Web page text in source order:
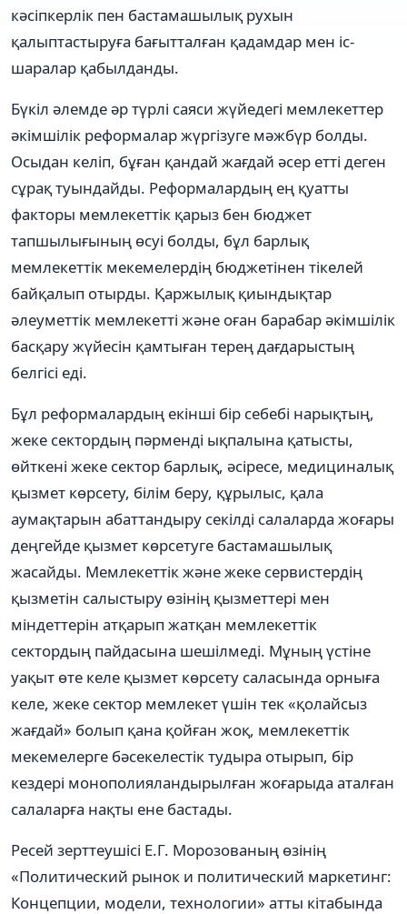
кəсіпкерлік пен бастамашылық рухын
қалыптастыруға бағытталған қадамдар мен іс-
шаралар қабылданды.
Бүкіл əлемде əр түрлі саяси жүйедегі мемлекеттер
əкімшілік реформалар жүргізуге мəжбүр болды.
Осыдан келіп, бұған қандай жағдай əсер етті деген
сұрақ туындайды. Реформалардың ең қуатты
факторы мемлекеттік қарыз бен бюджет
тапшылығының өсуі болды, бұл барлық
мемлекеттік мекемелердің бюджетінен тікелей
байқалып отырды. Қаржылық қиындықтар
əлеуметтік мемлекетті жəне оған барабар əкімшілік
басқару жүйесін қамтыған терең дағдарыстың
белгісі еді.
Бұл реформалардың екінші бір себебі нарықтың,
жеке сектордың пəрменді ықпалына қатысты,
өйткені жеке сектор барлық, əсіресе, медициналық
қызмет көрсету, білім беру, құрылыс, қала
аумақтарын абаттандыру секілді салаларда жоғары
деңгейде қызмет көрсетуге бастамашылық
жасайды. Мемлекеттік жəне жеке сервистердің
қызметін салыстыру өзінің қызметтері мен
міндеттерін атқарып жатқан мемлекеттік
сектордың пайдасына шешілмеді. Мұның үстіне
уақыт өте келе қызмет көрсету саласында орныға
келе, жеке сектор мемлекет үшін тек «қолайсыз
жағдай» болып қана қойған жоқ, мемлекеттік
мекемелерге бəсекелестік тудыра отырып, бір
кездері монополияландырылған жоғарыда аталған
салаларға нақты ене бастады.
Ресей зерттеушісі Е.Г. Морозованың өзінің
«Политический рынок и политический маркетинг:
Концепции, модели, технологии» атты кітабында